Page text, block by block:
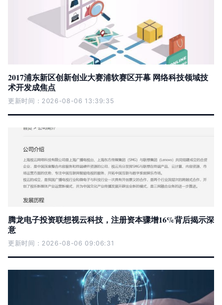
2017浦东新区创新创业大赛浦软赛区开幕 网络科技领域技
术开发成焦点
更新时间：2026-08-06 13:39:35
腾龙电子投资联想视云科技，注册资本骤增16%背后揭示深
意
更新时间：2026-08-06 09:06:31